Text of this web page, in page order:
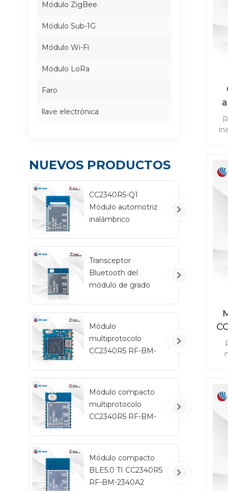
Módulo ZigBee
Módulo Sub-1G
Módulo Wi-Fi
Módulo LoRa
Faro
llave electrónica
NUEVOS PRODUCTOS
CC2340R5-Q1
Módulo automotriz
inalámbrico
2340QB1
Transceptor
Bluetooth del
módulo de grado
vehículos
Módulo
multiprotocolo
CC2340R5 RF-BM-
Módulo compacto
multiprotocolo
CC2340R5 RF-BM-
Módulo compacto
BLE5.0 TI CC2340R5
RF-BM-2340A2